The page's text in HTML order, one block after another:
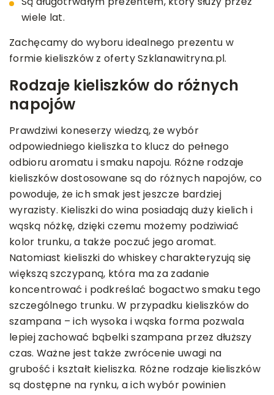
wiele lat.
Zachęcamy do wyboru idealnego prezentu w
formie kieliszków z oferty Szklanawitryna.pl.
Rodzaje kieliszków do różnych
napojów
Prawdziwi koneserzy wiedzą, że wybór
odpowiedniego kieliszka to klucz do pełnego
odbioru aromatu i smaku napoju. Różne rodzaje
kieliszków dostosowane są do różnych napojów, co
powoduje, że ich smak jest jeszcze bardziej
wyrazisty. Kieliszki do wina posiadają duży kielich i
wąską nóżkę, dzięki czemu możemy podziwiać
kolor trunku, a także poczuć jego aromat.
Natomiast kieliszki do whiskey charakteryzują się
większą szczypaną, która ma za zadanie
koncentrować i podkreślać bogactwo smaku tego
szczególnego trunku. W przypadku kieliszków do
szampana – ich wysoka i wąska forma pozwala
lepiej zachować bąbelki szampana przez dłuższy
czas. Ważne jest także zwrócenie uwagi na
grubość i kształt kieliszka. Różne rodzaje kieliszków
są dostępne na rynku, a ich wybór powinien